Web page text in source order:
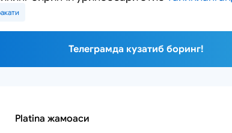
Телеграмда кузатиб боринг!
Platina жамоаси